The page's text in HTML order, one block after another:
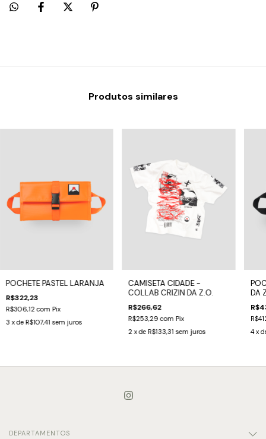
Produtos similares
POCHETE PASTEL LARANJA
R$322,23
R$306,12com Pix
3 x de R$107,41 sem juros
CAMISETA CIDADE -
COLLAB CRIZIN DA Z.O.
R$266,62
R$253,29com Pix
2 x de R$133,31 sem juros
DA
4 x
DEPARTAMENTOS